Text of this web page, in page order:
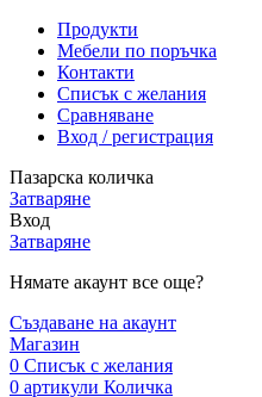
Продукти
Мебели по поръчка
Контакти
Списък с желания
Сравняване
Вход / регистрация
Пазарска количка
Затваряне
Вход
Затваряне
Нямате акаунт все още?
Създаване на акаунт
Магазин
0 Списък с желания
0 артикули Количка